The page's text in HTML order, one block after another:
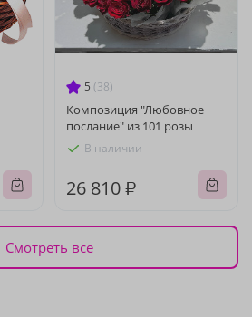
5 (38)
Композиция "Любовное
послание" из 101 розы
В наличии
26 810 ₽
Смотреть все